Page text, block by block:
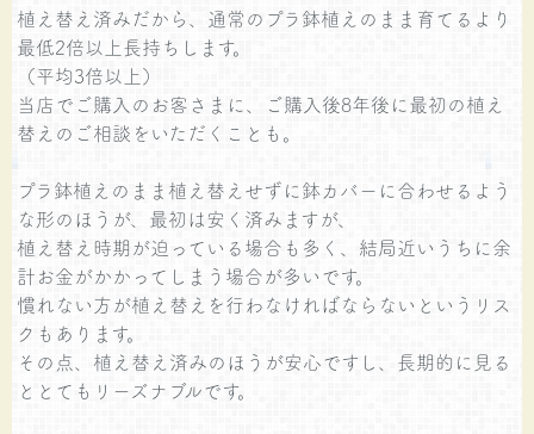
植え替え済みだから、通常のプラ鉢植えのまま育てるより
最低2倍以上長持ちします。
（平均3倍以上）
当店でご購入のお客さまに、ご購入後8年後に最初の植え
替えのご相談をいただくことも。
プラ鉢植えのまま植え替えせずに鉢カバーに合わせるよう
な形のほうが、最初は安く済みますが、
植え替え時期が迫っている場合も多く、結局近いうちに余
計お金がかかってしまう場合が多いです。
慣れない方が植え替えを行わなければならないというリス
クもあります。
その点、植え替え済みのほうが安心ですし、長期的に見る
ととてもリーズナブルです。